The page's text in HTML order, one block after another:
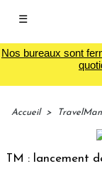
☰
Nos bureaux sont
Accueil >
lancement des